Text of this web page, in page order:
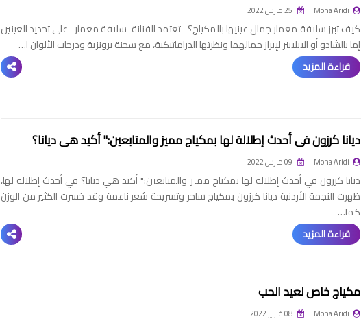
Mona Aridi
كيف تبرز سلافة معمار جمال عينيها بالمكياج؟ تعتمد الفنانة سلافة معمار على تحديد العينين
إما بالشادو أو الايلاينر لإبراز جمالهما ونظرتها الدراماتيكية، مع سحنة برونزية ودرجات الألوان ا…
قراءة المزيد
ديانا كرزون في أحدث إطلالة لها بمكياج مميز والمتابعين:" أكيد هي ديانا؟
Mona Aridi
ديانا كرزون في أحدث إطلالة لها بمكياج مميز والمتابعين:" أكيد هي ديانا؟ في أحدث إطلالة لها،
ظهرت النجمة الأردنية ديانا كرزون بمكياج ساحر وتسريحة شعر ناعمة وقد خسرت الكثير من الوزن
كما…
قراءة المزيد
مكياج خاص لعيد الحب
Mona Aridi